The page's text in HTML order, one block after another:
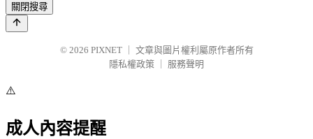
關閉搜尋
© 2026 PIXNET
文章與圖片權利屬原作者所有
隱私權政策
服務聲明
⚠️
成人內容提醒